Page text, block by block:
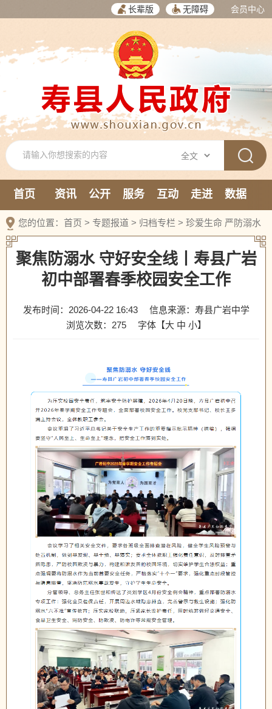
长辈版 无障碍 会员中心
首页 资讯 公开 服务 互动 走进
数据
新媒体
您的位置： 首页 > 专题报道 > 归档专栏 > 珍爱生命 严防溺水
聚焦防溺水 守好安全线丨寿县广岩
初中部署春季校园安全工作
发布时间：2026-04-22 16:43
信息来源：寿县广岩中学
浏览次数： 275 字体【大 中 小】